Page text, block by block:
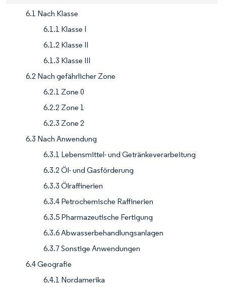
6.1 Nach Klasse
6.1.1 Klasse I
6.1.2 Klasse II
6.1.3 Klasse III
6.2 Nach gefährlicher Zone
6.2.1 Zone 0
6.2.2 Zone 1
6.2.3 Zone 2
6.3 Nach Anwendung
6.3.1 Lebensmittel- und Getränkeverarbeitung
6.3.2 Öl- und Gasförderung
6.3.3 Ölraffinerien
6.3.4 Petrochemische Raffinerien
6.3.5 Pharmazeutische Fertigung
6.3.6 Abwasserbehandlungsanlagen
6.3.7 Sonstige Anwendungen
6.4 Geografie
6.4.1 Nordamerika